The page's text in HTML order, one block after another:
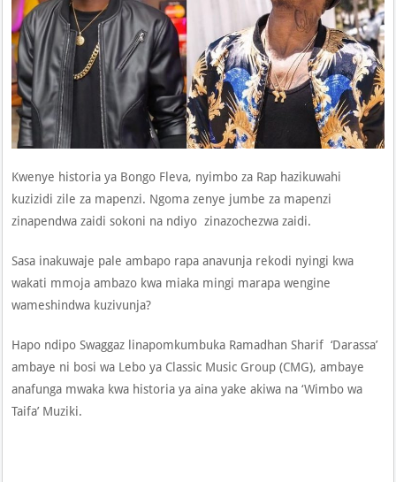
Kwenye historia ya Bongo Fleva, nyimbo za Rap hazikuwahi
kuzizidi zile za mapenzi. Ngoma zenye jumbe za mapenzi
zinapendwa zaidi sokoni na ndiyo zinazochezwa zaidi.
Sasa inakuwaje pale ambapo rapa anavunja rekodi nyingi kwa
wakati mmoja ambazo kwa miaka mingi marapa wengine
wameshindwa kuzivunja?
Hapo ndipo Swaggaz linapomkumbuka Ramadhan Sharif ‘Darassa’
ambaye ni bosi wa Lebo ya Classic Music Group (CMG), ambaye
anafunga mwaka kwa historia ya aina yake akiwa na ‘Wimbo wa
Taifa’ Muziki.